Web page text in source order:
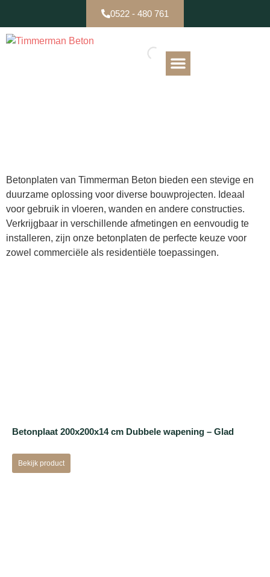
0522 - 480 761
Betonplaten van Timmerman Beton bieden een stevige en
duurzame oplossing voor diverse bouwprojecten. Ideaal
voor gebruik in vloeren, wanden en andere constructies.
Verkrijgbaar in verschillende afmetingen en eenvoudig te
installeren, zijn onze betonplaten de perfecte keuze voor
zowel commerciële als residentiële toepassingen.
Betonplaat 200x200x14 cm Dubbele wapening – Glad
Bekijk product